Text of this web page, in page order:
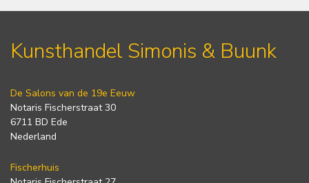
Kunsthandel Simonis & Buunk
De Salons van de 19e Eeuw
Notaris Fischerstraat 30
6711 BD Ede
Nederland
Fischerhuis